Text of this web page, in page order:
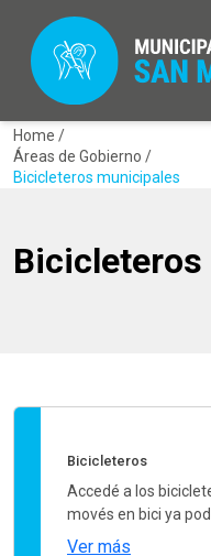
Home /
Áreas de Gobierno /
Bicicleteros municipales
Bicicleteros
Accedé a los
movés en bici ya
Ver más